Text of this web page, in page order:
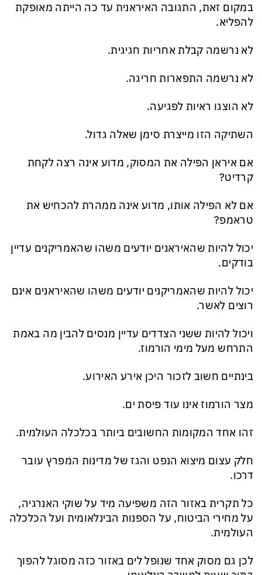
במקום זאת, התגובה האיראנית עד כה הייתה מאופקת
להפליא.
לא נרשמה קבלת אחריות חגיגית.
לא נרשמה התפארות חריגה.
לא הוצגו ראיות לפגיעה.
השתיקה הזו מייצרת סימן שאלה גדול.
אם איראן הפילה את המסוק, מדוע אינה רצה לקחת
קרדיט?
אם לא הפילה אותו, מדוע אינה ממהרת להכחיש את
טראמפ?
יכול להיות שהאיראנים יודעים משהו שהאמריקנים עדיין
בודקים.
יכול להיות שהאמריקנים יודעים משהו שהאיראנים אינם
רוצים לאשר.
ויכול להיות ששני הצדדים עדיין מנסים להבין מה באמת
התרחש מעל מימי הורמוז.
בינתיים חשוב לזכור היכן אירע האירוע.
מצר הורמוז אינו עוד פיסת ים.
זהו אחד המקומות החשובים ביותר בכלכלה העולמית.
חלק עצום מיצוא הנפט והגז של מדינות המפרץ עובר
דרכו.
כל תקרית באזור הזה משפיעה מיד על שוקי האנרגיה,
על מחירי הביטוח, על הספנות הבינלאומית ועל הכלכלה
העולמית.
לכן גם מסוק אחד שנופל לים באזור כזה מסוגל להפוך